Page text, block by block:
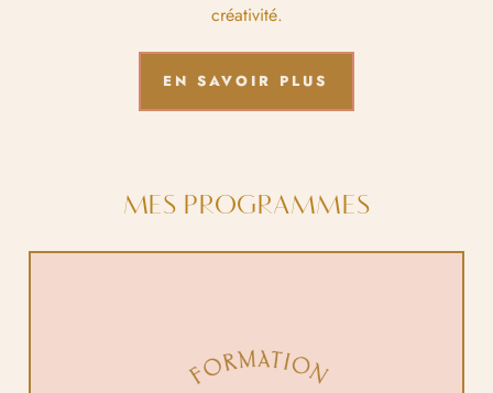
créativité.
EN SAVOIR PLUS
MES PROGRAMMES